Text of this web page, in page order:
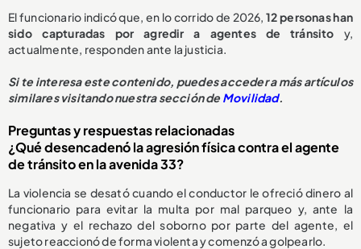
El funcionario indicó que, en lo corrido de 2026,12 personas han
sido capturadas por agredir a agentes de tránsito y,
actualmente, responden ante la justicia.
Si te interesa este contenido, puedes acceder a más artículos
similares visitando nuestra sección deMovilidad.
Preguntas y respuestas relacionadas
¿Qué desencadenó la agresión física contra el agente
de tránsito en la avenida 33?
La violencia se desató cuando el conductor le ofreció dinero al
funcionario para evitar la multa por mal parqueo y, ante la
negativa y el rechazo del soborno por parte del agente, el
sujeto reaccionó de forma violenta y comenzó a golpearlo.